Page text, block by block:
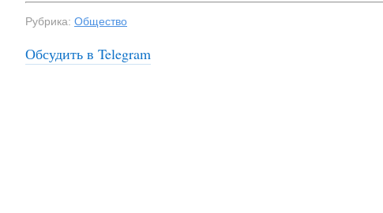
Рубрика: Общество
Обсудить в Telegram